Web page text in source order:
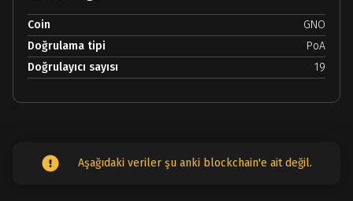
Coin
GNO
Doğrulama tipi
PoA
Doğrulayıcı sayısı
19
Aşağıdaki veriler şu anki blockchain'e ait değil.